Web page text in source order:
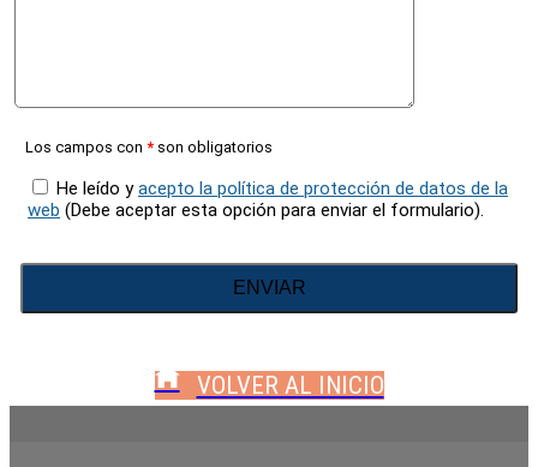
Los campos con *son obligatorios
He leído yacepto la política de protección de datos de la
web (Debe aceptar esta opción para enviar el formulario).
VOLVER AL INICIO